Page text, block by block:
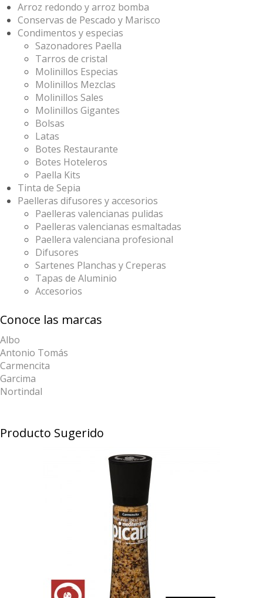
Arroz redondo y arroz bomba
Conservas de Pescado y Marisco
Condimentos y especias
Sazonadores Paella
Tarros de cristal
Molinillos Especias
Molinillos Mezclas
Molinillos Sales
Molinillos Gigantes
Bolsas
Latas
Botes Restaurante
Botes Hoteleros
Paella Kits
Tinta de Sepia
Paelleras difusores y accesorios
Paelleras valencianas pulidas
Paelleras valencianas esmaltadas
Paellera valenciana profesional
Difusores
Sartenes Planchas y Creperas
Tapas de Aluminio
Accesorios
Conoce las marcas
Albo
Antonio Tomás
Carmencita
Garcima
Nortindal
Producto Sugerido